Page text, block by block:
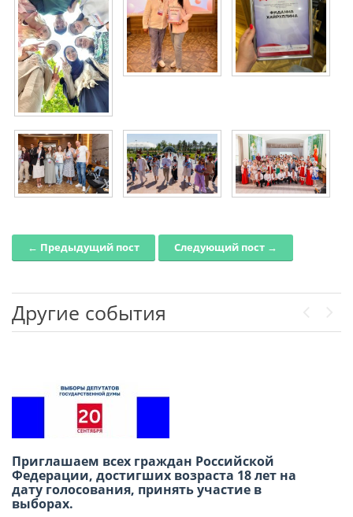
Post navigation
← Предыдущий пост Следующий пост →
Другие события
Приглашаем всех граждан Российской
Федерации, достигших возраста 18 лет на
дату голосования, принять участие в
выборах.
В честь Международного дня дружбы
приглашаем вас провести субботний день в
Русском доме в Лиме!